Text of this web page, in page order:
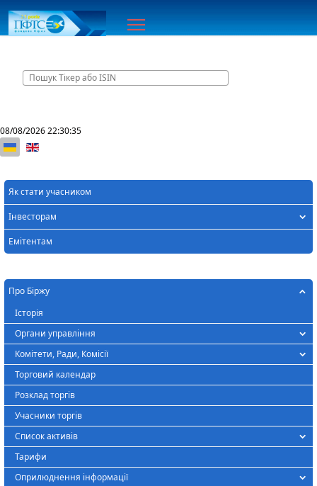
08/08/202622:30:35
Оберіть свою мову
Як стати учасником
Інвесторам
Емітентам
Про Біржу
Історія
Органи управління
Комітети, Ради, Комісії
Торговий календар
Розклад торгів
Учасники торгів
Список активів
Тарифи
Оприлюднення інформації